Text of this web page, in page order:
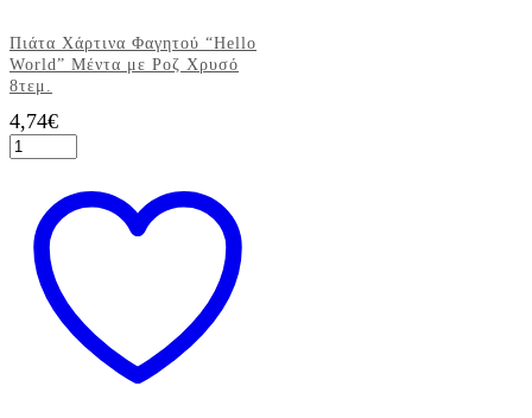
Πιάτα Χάρτινα Φαγητού “Hello
World” Μέντα με Ροζ Χρυσό
8τεμ.
4,74€
Πιάτα
Χάρτινα
"Hello
World"
Μέντα
Χρυσό